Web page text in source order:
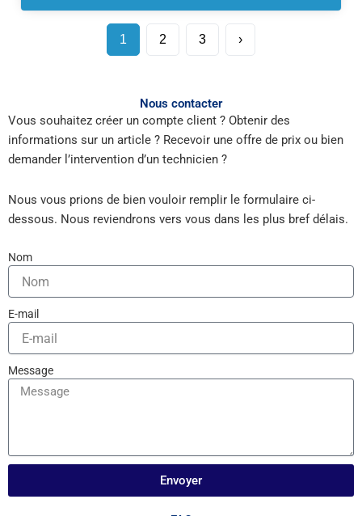
1 2 3 ›
Nous contacter
Vous souhaitez créer un compte client ? Obtenir des
informations sur un article ? Recevoir une offre de prix ou bien
demander l’intervention d’un technicien ?
Nous vous prions de bien vouloir remplir le formulaire ci-
dessous. Nous reviendrons vers vous dans les plus bref délais.
Nom
E-mail
Message
Envoyer